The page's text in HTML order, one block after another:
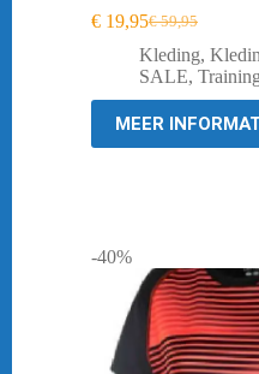
€59,95
Oorspronkelijke
prijs
was:
€ 59,95.
€ 19,95Huidige
prijs
is:
€ 19,95.
Kleding,
SALE,
MEER
-40%